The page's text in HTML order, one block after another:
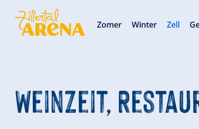
Weinzeit,
Zomer Winter Zell